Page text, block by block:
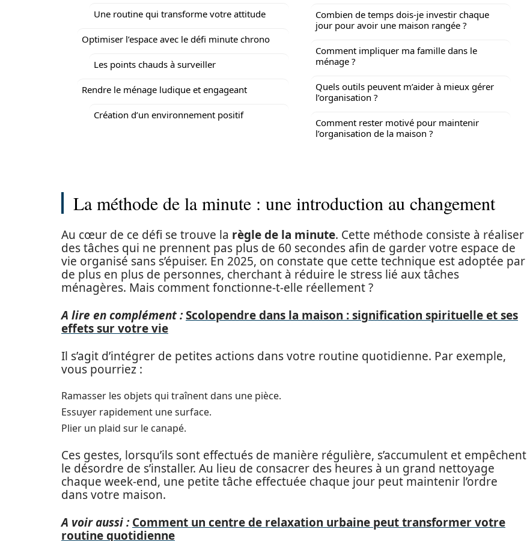
Une routine qui transforme votre attitude
Optimiser l’espace avec le défi minute chrono
Les points chauds à surveiller
Rendre le ménage ludique et engageant
Création d’un environnement positif
Combien de temps dois-je investir chaque
jour pour avoir une maison rangée ?
Comment impliquer ma famille dans le
ménage ?
Quels outils peuvent m’aider à mieux gérer
l’organisation ?
Comment rester motivé pour maintenir
l’organisation de la maison ?
La méthode de la minute : une introduction au changement
Au cœur de ce défi se trouve la règle de la minute. Cette méthode consiste à réaliser
des tâches qui ne prennent pas plus de 60 secondes afin de garder votre espace de
vie organisé sans s’épuiser. En 2025, on constate que cette technique est adoptée par
de plus en plus de personnes, cherchant à réduire le stress lié aux tâches
ménagères. Mais comment fonctionne-t-elle réellement ?
A lire en complément :Scolopendre dans la maison : signification spirituelle et ses
effets sur votre vie
Il s’agit d’intégrer de petites actions dans votre routine quotidienne. Par exemple,
vous pourriez :
Ramasser les objets qui traînent dans une pièce.
Essuyer rapidement une surface.
Plier un plaid sur le canapé.
Ces gestes, lorsqu’ils sont effectués de manière régulière, s’accumulent et empêchent
le désordre de s’installer. Au lieu de consacrer des heures à un grand nettoyage
chaque week-end, une petite tâche effectuée chaque jour peut maintenir l’ordre
dans votre maison.
A voir aussi : Comment un centre de relaxation urbaine peut transformer votre
routine quotidienne